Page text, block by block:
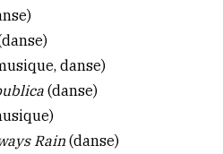
danse)
(danse)
Rain (danse)